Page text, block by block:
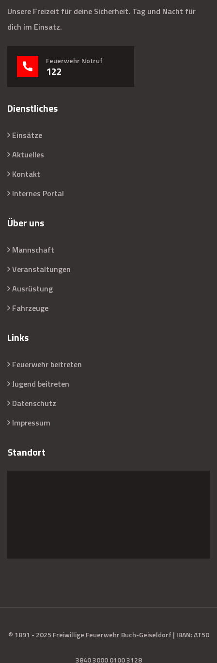
Unsere Freizeit für deine Sicherheit. Tag und Nacht für
dich im Einsatz.
Feuerwehr Notruf
122
Dienstliches
Einsätze
Aktuelles
Kontakt
Internes Portal
Über uns
Mannschaft
Veranstaltungen
Ausrüstung
Fahrzeuge
Links
Feuerwehr beitreten
Jugend beitreten
Datenschutz
Impressum
Standort
© 1891 - 2025 Freiwillige Feuerwehr Buch-Geiseldorf | IBAN: AT50
3840 3000 0100 3128